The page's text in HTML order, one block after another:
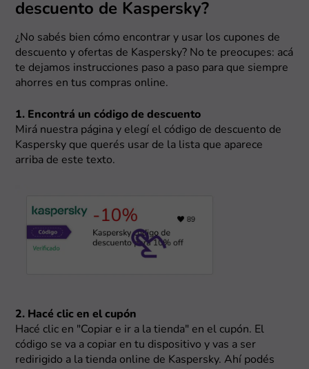
descuento de Kaspersky?
¿No sabés bien cómo encontrar y usar los cupones de
descuento y ofertas de Kaspersky? No te preocupes: acá
te dejamos instrucciones paso a paso para que siempre
ahorres en tus compras online.
1. Encontrá un código de descuento
Mirá nuestra página y elegí el código de descuento de
Kaspersky que querés usar de la lista que aparece
arriba de este texto.
2. Hacé clic en el cupón
Hacé clic en "Copiar e ir a la tienda" en el cupón. El
código se va a copiar en tu dispositivo y vas a ser
redirigido a la tienda online de Kaspersky. Ahí podés